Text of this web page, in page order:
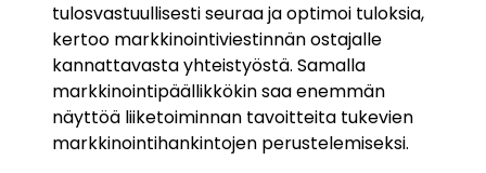
tulosvastuullisesti seuraa ja optimoi tuloksia,
kertoo markkinointiviestinnän ostajalle
kannattavasta yhteistyöstä. Samalla
markkinointipäällikkökin saa enemmän
näyttöä liiketoiminnan tavoitteita tukevien
markkinointihankintojen perustelemiseksi.